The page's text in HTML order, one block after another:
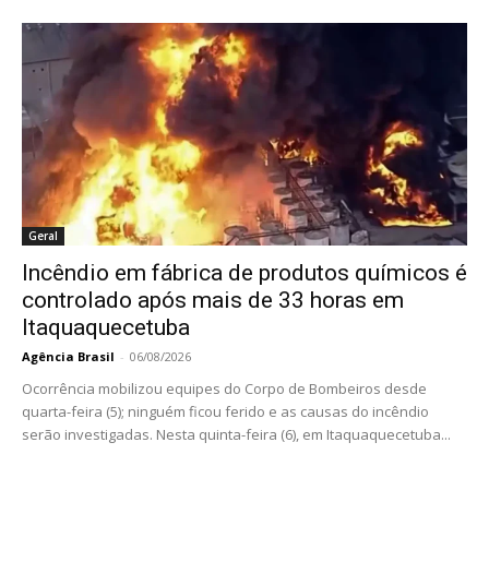
Geral
Incêndio em fábrica de produtos químicos é
controlado após mais de 33 horas em
Itaquaquecetuba
Agência Brasil - 06/08/2026
Ocorrência mobilizou equipes do Corpo de Bombeiros desde
quarta-feira (5); ninguém ficou ferido e as causas do incêndio
serão investigadas. Nesta quinta-feira (6), em Itaquaquecetuba...